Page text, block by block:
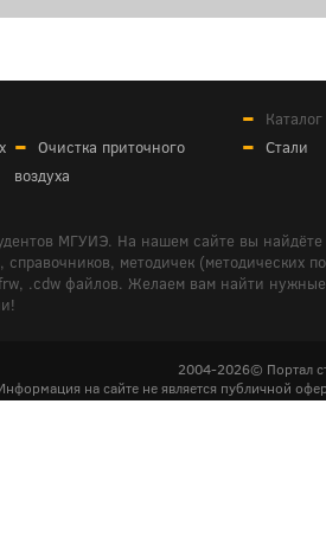
Очистка приточного
воздуха
Стали
МГУИЭ. На нашем сайте вы
методичек (методических
.cdw файлов. Желаем вам найти
2004-2026© Портал
на сайте не является публичной